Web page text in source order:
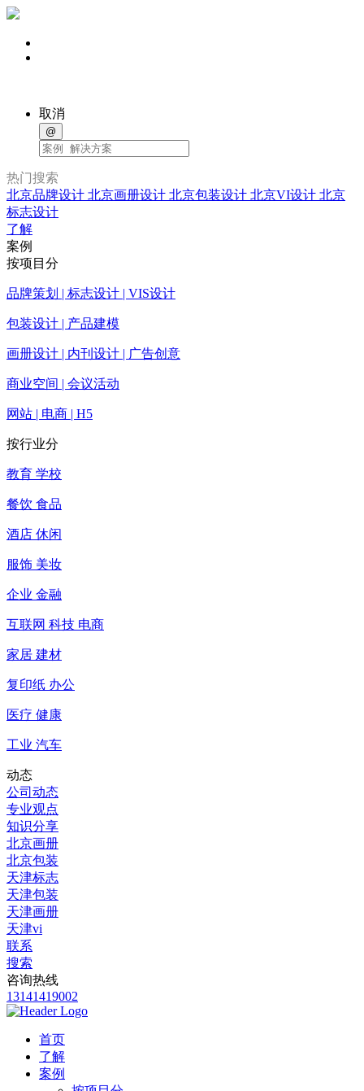
取消
@
热门搜索
北京品牌设计 北京画册设计 北京包装设计 北京VI设计 北京
标志设计
了解
案例
按项目分
品牌策划 | 标志设计 | VIS设计
包装设计 | 产品建模
画册设计 | 内刊设计 | 广告创意
商业空间 | 会议活动
网站 | 电商 | H5
按行业分
教育 学校
餐饮 食品
酒店 休闲
服饰 美妆
企业 金融
互联网 科技 电商
家居 建材
复印纸 办公
医疗 健康
工业 汽车
动态
公司动态
专业观点
知识分享
北京画册
北京包装
天津标志
天津包装
天津画册
天津vi
联系
搜索
咨询热线
13141419002
首页
了解
案例